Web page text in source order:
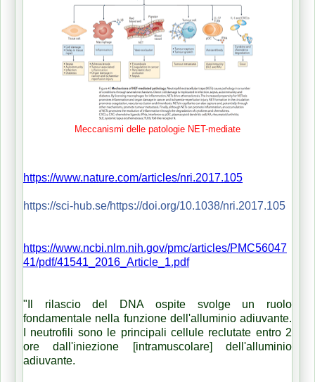
Meccanismi delle patologie NET-mediate
https://www.nature.com/articles/nri.2017.105
https://sci-hub.se/https://doi.org/10.1038/nri.2017.105
https://www.ncbi.nlm.nih.gov/pmc/articles/PMC56047
41/pdf/41541_2016_Article_1.pdf
"Il rilascio del DNA ospite svolge un ruolo
fondamentale nella funzione dell'alluminio adiuvante.
I neutrofili sono le principali cellule reclutate entro 2
ore dall'iniezione [intramuscolare] dell'alluminio
adiuvante.